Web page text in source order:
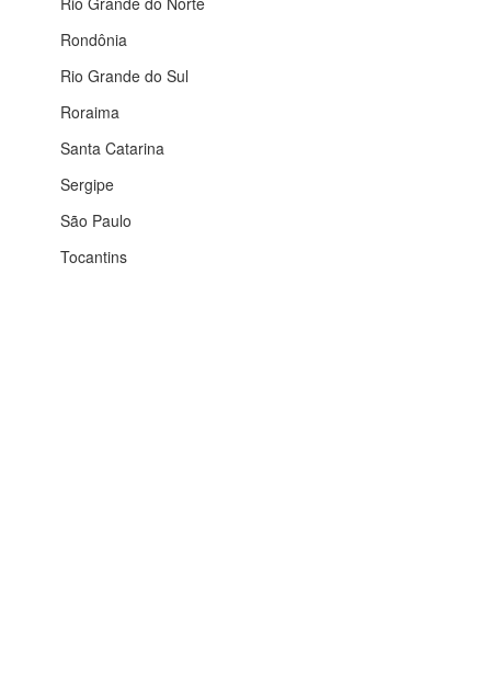
Rondônia
Rio Grande do Sul
Roraima
Santa Catarina
Sergipe
São Paulo
Tocantins